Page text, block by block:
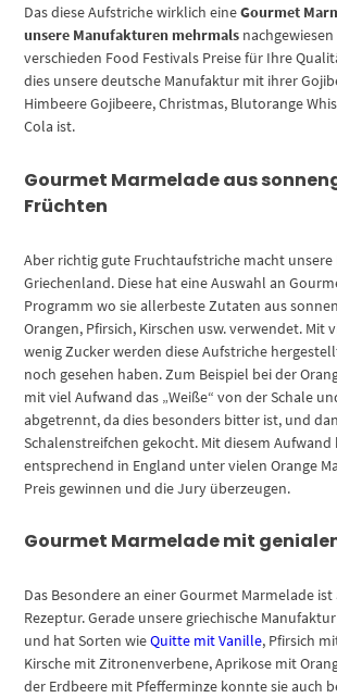
Das diese Aufstriche wirklich eineGourmet
unsere Manufakturen mehrmals
verschieden Food Festivals Preise für Ihre
dies unsere deutsche Manufaktur mit ihrer
Himbeere Gojibeere, Christmas, Blutorange
Cola ist.
Gourmet Marmelade aus
Früchten
Aber richtig gute Fruchtaufstriche macht
Griechenland. Diese hat eine Auswahl an
Programm wo sie allerbeste Zutaten aus
Orangen, Pfirsich, Kirschen usw. verwendet. Mit
wenig Zucker werden diese Aufstriche
noch gesehen haben. Zum Beispiel bei der
mit viel Aufwand das „Weiße“ von der Schale
abgetrennt, da dies besonders bitter ist, und
Schalenstreifchen gekocht. Mit diesem
entsprechend in England unter vielen Orange
Preis gewinnen und die Jury überzeugen.
Gourmet Marmelade mit
Das Besondere an einer Gourmet Marmelade
Rezeptur. Gerade unsere griechische
und hat Sorten wieQuitte mit Vanille, Pfirsich
Kirsche mit Zitronenverbene, Aprikose mit
der Erdbeere mit Pfefferminze konnte sie auch